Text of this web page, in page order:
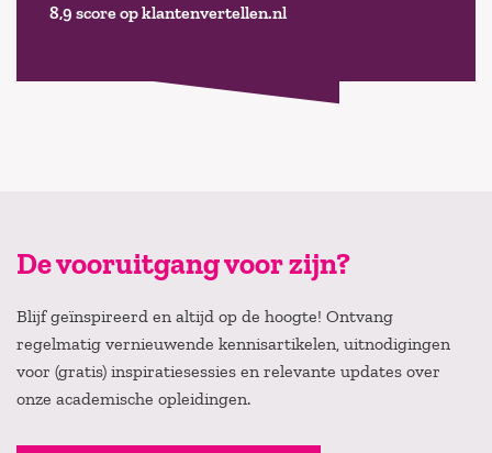
8,9 score op klantenvertellen.nl
De vooruitgang voor zijn?
Blijf geïnspireerd en altijd op de hoogte! Ontvang
regelmatig vernieuwende kennisartikelen, uitnodigingen
voor (gratis) inspiratiesessies en relevante updates over
onze academische opleidingen.